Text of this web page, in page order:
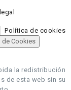
Política de cookies
de Cookies
la redistribución
de esta web sin su